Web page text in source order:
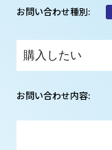
お問い合わせ種別:
お問い合わせ内容: